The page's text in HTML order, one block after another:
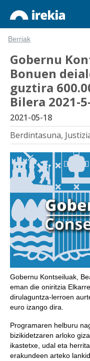
Berriak
Gobernu
Bonuen
guztira
Bilera 2021-
2021-05-18
Berdintasuna,
Gobernu Kontseiluak,
eman die oniritzia
dirulaguntza-lerroen
euro izango dira.
Programaren helburu
bizikidetzaren arloko
ikastetxe, udal eta
erakundeen arteko